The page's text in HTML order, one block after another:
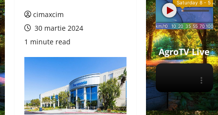
cimaxcim
30 martie 2024
1 minute read
AgroTV Live